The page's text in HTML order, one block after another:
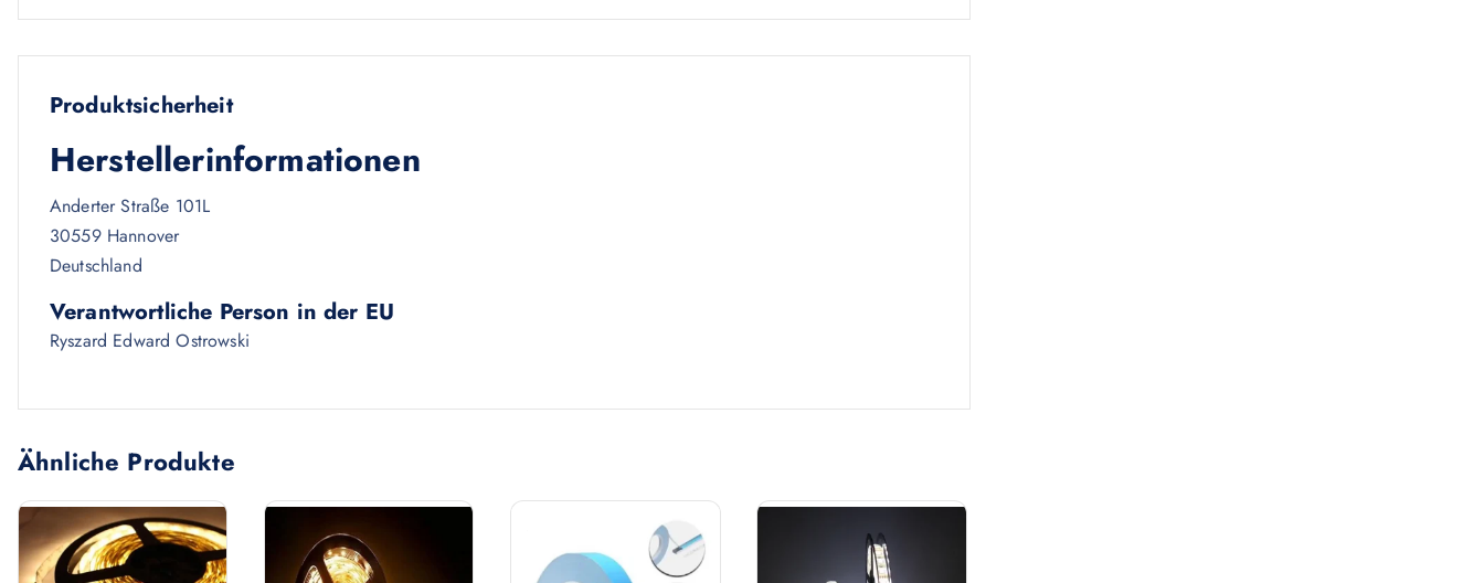
Produktsicherheit
Herstellerinformationen
Anderter Straße 101L
30559 Hannover
Deutschland
Verantwortliche Person in der EU
Ryszard Edward Ostrowski
Ähnliche Produkte